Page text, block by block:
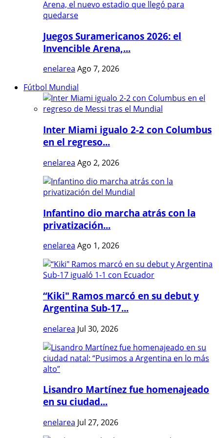
Juegos Suramericanos 2026: el
Invencible Arena,...
enelarea Ago 7, 2026
Fútbol Mundial
Inter Miami igualo 2-2 con Columbus
en el regreso...
enelarea Ago 2, 2026
Infantino dio marcha atrás con la
privatización...
enelarea Ago 1, 2026
“Kiki" Ramos marcó en su debut y
Argentina Sub-17...
enelarea Jul 30, 2026
Lisandro Martínez fue homenajeado
en su ciudad...
enelarea Jul 27, 2026